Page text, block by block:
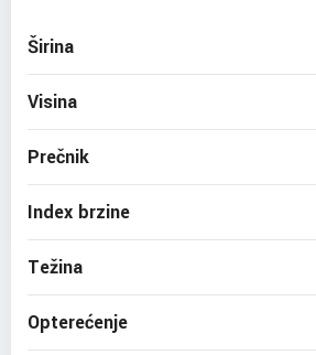
Širina
Visina
Prečnik
Index brzine
Težina
Opterećenje